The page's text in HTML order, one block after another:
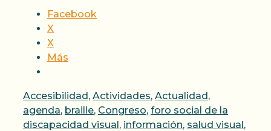
Facebook
X
X
Más
Categorías
Accesibilidad, Actividades, Actualidad,
agenda, braille, Congreso, foro social de la
discapacidad visual, información, salud visual,